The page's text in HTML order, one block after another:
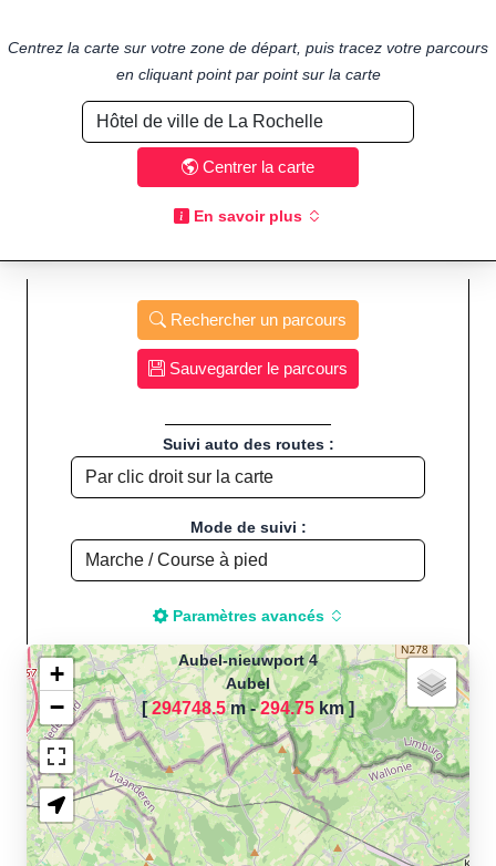
Centrez la carte sur votre zone de départ, puis tracez votre parcours
en cliquant point par point sur la carte
Centrer la carte
En savoir plus
Rechercher un parcours
Sauvegarder le parcours
Suivi auto des routes :
Mode de suivi :
Paramètres avancés
Chargement de la carte
pour calculer la distance
de votre parcours sportif
(Footing, Jogging, Course à
Aubel-nieuwport 4
Aubel
[294748.5m -294.75 km]
+
−